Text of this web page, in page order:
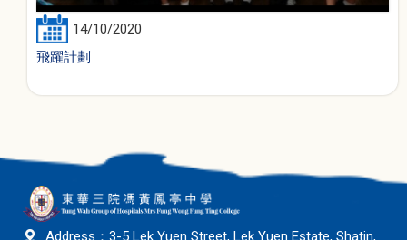
14/10/2020
飛躍計劃
Address：3-5 Lek Yuen Street, Lek Yuen Estate, Shatin,